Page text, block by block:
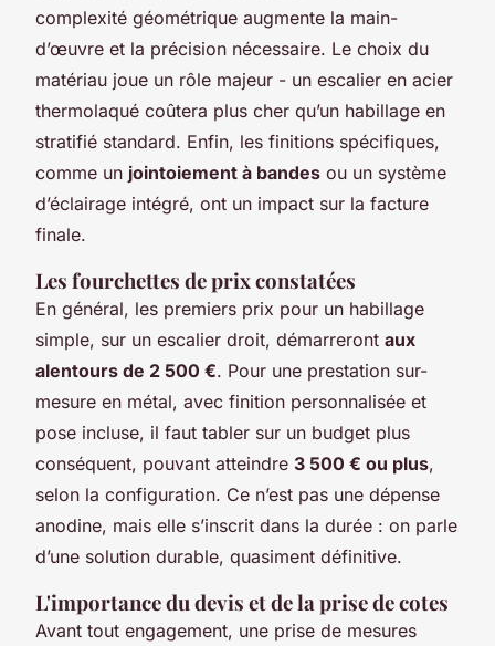
complexité géométrique augmente la main-
d’œuvre et la précision nécessaire. Le choix du
matériau joue un rôle majeur - un escalier en acier
thermolaqué coûtera plus cher qu’un habillage en
stratifié standard. Enfin, les finitions spécifiques,
comme un jointoiement à bandes ou un système
d’éclairage intégré, ont un impact sur la facture
finale.
Les fourchettes de prix constatées
En général, les premiers prix pour un habillage
simple, sur un escalier droit, démarreront aux
alentours de 2 500 €. Pour une prestation sur-
mesure en métal, avec finition personnalisée et
pose incluse, il faut tabler sur un budget plus
conséquent, pouvant atteindre 3 500 € ou plus,
selon la configuration. Ce n’est pas une dépense
anodine, mais elle s’inscrit dans la durée : on parle
d’une solution durable, quasiment définitive.
L'importance du devis et de la prise de cotes
Avant tout engagement, une prise de mesures